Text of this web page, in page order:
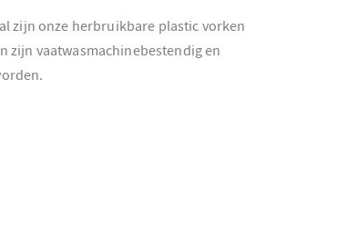
zijn onze herbruikbare plastic vorken
zijn vaatwasmachinebestendig en